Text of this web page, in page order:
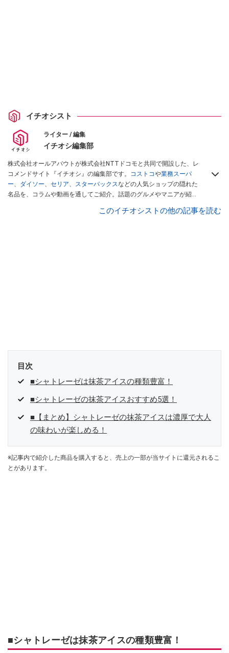
イチオシスト
ライター / 編集
イチオシ編集部
株式会社オールアバウトが株式会社NTTドコモと共同で開設した、レ
コメンドサイト『イチオシ』の編集部です。 コストコや業務スーパ
ー、 ダイソー、 セリア、 スターバックスなどの人気ショップの隠れた
名品を、コラムや動画を通してご紹介。話題のグルメやマニアが紹介
インフルエンサーが実際に使用してレビューしています。毎日トレン
このイチオシストの他の記事を読む
目次
■シャトレーゼは抹茶アイスの種類豊富！
■シャトレーゼの抹茶アイスおすすめ5選！
■【まとめ】シャトレーゼの抹茶アイスは濃厚で大人
の味わいが楽しめる！
※記事内で紹介した商品を購入すると、売上の一部が当サイトに還元されるこ
とがあります。
■シャトレーゼは抹茶アイスの種類豊富！